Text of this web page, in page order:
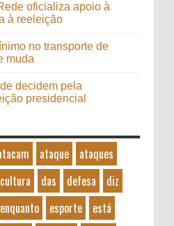
oficializa apoio à
à reeleição
no transporte de
muda
decidem pela
presidencial
ataque
ataques
cultura das defesa
diz
enquanto esporte
está